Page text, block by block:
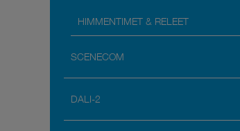
HIMMENTIMET & RELEET
SCENECOM
DALI-2